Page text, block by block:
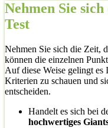
Nehmen Sie
Test
Nehmen Sie sich die Zeit,
können die einzelnen
Auf diese Weise gelingt es
Kriterien zu schauen und
entscheiden.
Handelt es sich bei
hochwertiges